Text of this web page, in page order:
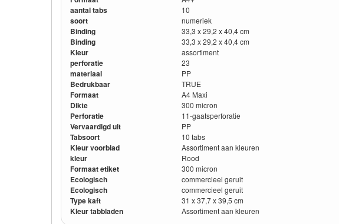
aantal tabs 10
soort numeriek
Binding 33,3 x 29,2 x 40,4 cm
Binding 33,3 x 29,2 x 40,4 cm
Kleur assortiment
perforatie 23
materiaal PP
Bedrukbaar TRUE
Formaat A4 Maxi
Dikte 300 micron
Perforatie 11-gaatsperforatie
Vervaardigd uit PP
Tabsoort 10 tabs
Kleur voorblad Assortiment aan kleuren
kleur Rood
Formaat etiket 300 micron
Ecologisch commercieel geruit
Ecologisch commercieel geruit
Type kaft 31 x 37,7 x 39,5 cm
Kleur tabbladen Assortiment aan kleuren